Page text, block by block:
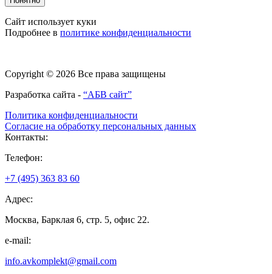
Сайт использует куки
Подробнее в политике конфиденциальности
Copyright © 2026 Все права защищены
Разработка сайта - “АБВ сайт”
Политика конфиденциальности
Согласие на обработку персональных данных
Контакты:
Телефон:
+7 (495) 363 83 60
Адрес:
Москва, Барклая 6, стр. 5, офис 22.
e-mail:
info.avkomplekt@gmail.com